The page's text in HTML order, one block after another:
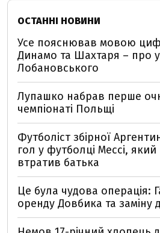
ОСТАННІ НОВИНИ
Усе пояснював мовою
Динамо та Шахтаря – про
Лобановського
Лупашко набрав перше
чемпіонаті Польщі
Футболіст збірної
гол у футболці Мессі,
втратив батька
Це була чудова операція:
оренду Довбика та заміну